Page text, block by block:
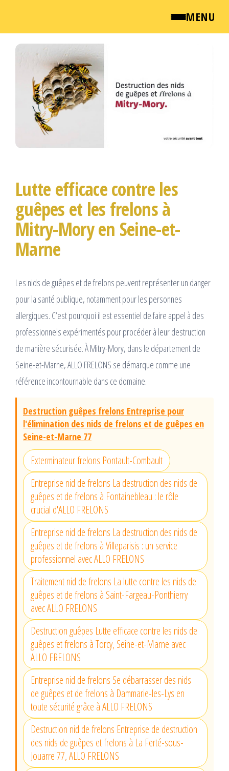
MENU
QUI SOMMES NOUS ?
NEWSROOM
TARIFS
ENGLISH
Passer
Lutte efficace contre les
guêpes et les frelons à
Mitry-Mory en Seine-et-
Marne
Les nids de guêpes et de frelons peuvent représenter un danger
pour la santé publique, notamment pour les personnes
allergiques. C’est pourquoi il est essentiel de faire appel à des
professionnels expérimentés pour procéder à leur destruction
de manière sécurisée. À Mitry-Mory, dans le département de
Seine-et-Marne, ALLO FRELONS se démarque comme une
référence incontournable dans ce domaine.
Destruction guêpes frelons Entreprise pour
l'élimination des nids de frelons et de guêpes en
Seine-et-Marne 77
Exterminateur frelons Pontault-Combault
Entreprise nid de frelons La destruction des nids de
guêpes et de frelons à Fontainebleau : le rôle
crucial d'ALLO FRELONS
Entreprise nid de frelons La destruction des nids de
guêpes et de frelons à Villeparisis : un service
professionnel avec ALLO FRELONS
Traitement nid de frelons La lutte contre les nids de
guêpes et de frelons à Saint-Fargeau-Ponthierry
avec ALLO FRELONS
Destruction guêpes Lutte efficace contre les nids de
guêpes et frelons à Torcy, Seine-et-Marne avec
ALLO FRELONS
Entreprise nid de frelons Se débarrasser des nids
de guêpes et de frelons à Dammarie-les-Lys en
toute sécurité grâce à ALLO FRELONS
Destruction nid de frelons Entreprise de destruction
des nids de guêpes et frelons à La Ferté-sous-
Jouarre 77, ALLO FRELONS